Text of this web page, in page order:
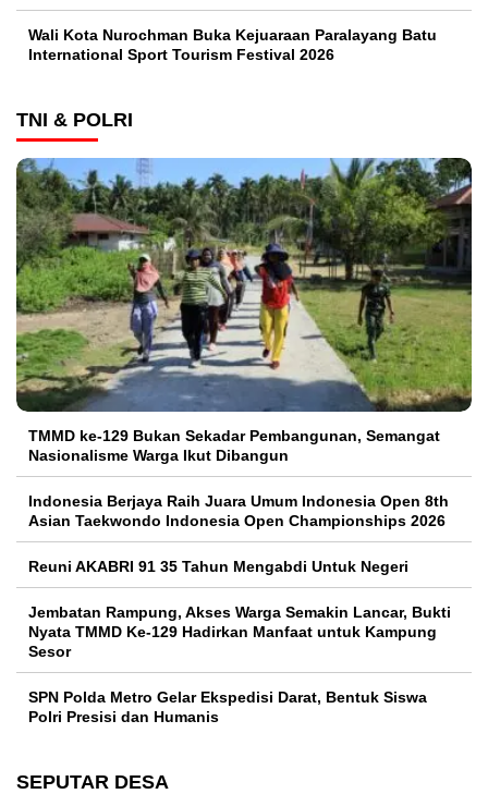
Wali Kota Nurochman Buka Kejuaraan Paralayang Batu
International Sport Tourism Festival 2026
TNI & POLRI
TMMD ke-129 Bukan Sekadar Pembangunan, Semangat
Nasionalisme Warga Ikut Dibangun
Indonesia Berjaya Raih Juara Umum Indonesia Open 8th
Asian Taekwondo Indonesia Open Championships 2026
Reuni AKABRI 91 35 Tahun Mengabdi Untuk Negeri
Jembatan Rampung, Akses Warga Semakin Lancar, Bukti
Nyata TMMD Ke-129 Hadirkan Manfaat untuk Kampung
Sesor
SPN Polda Metro Gelar Ekspedisi Darat, Bentuk Siswa
Polri Presisi dan Humanis
SEPUTAR DESA